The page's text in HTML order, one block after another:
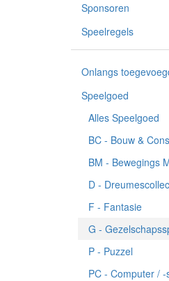
Sponsoren
Speelregels
Onlangs
Speelgoed
Alles Speelgoed
BC - Bouw &
BM - Bewegings
D -
F - Fantasie
G -
P - Puzzel
PC - Computer / -